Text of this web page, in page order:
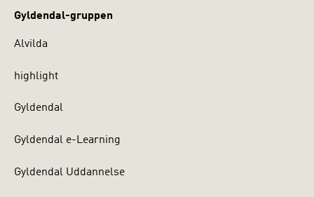
Gyldendal-gruppen
Alvilda
highlight
Gyldendal
Gyldendal e-Learning
Gyldendal Uddannelse